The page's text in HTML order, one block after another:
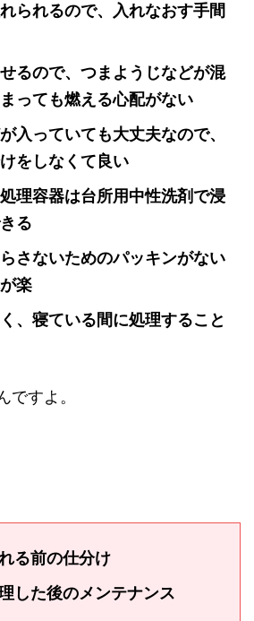
られるので、入れなおす手間
るので、つまようじなどが混
っても燃える心配がない
入っていても大丈夫なので、
をしなくて良い
理容器は台所用中性洗剤で浸
る
さないためのパッキンがない
楽
、寝ている間に処理すること
ですよ。
る前の仕分け
した後のメンテナンス